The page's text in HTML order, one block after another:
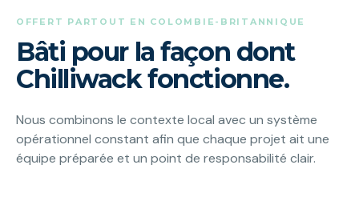
OFFERT PARTOUT EN COLOMBIE-BRITANNIQUE
Bâti pour la façon dont
Chilliwack fonctionne.
Nous combinons le contexte local avec un système
opérationnel constant afin que chaque projet ait une
équipe préparée et un point de responsabilité clair.